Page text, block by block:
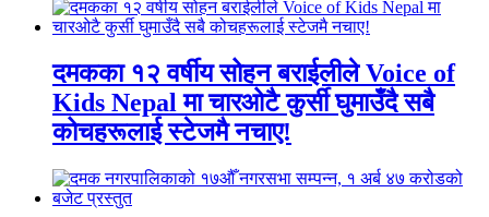
दमकका १२ वर्षीय सोहन बराईलीले Voice of
Kids Nepal मा चारओटै कुर्सी घुमाउँदै सबै
कोचहरूलाई स्टेजमै नचाए!